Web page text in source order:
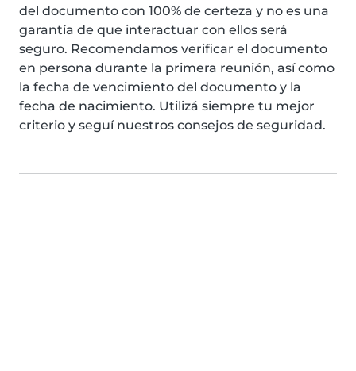
del documento con 100% de certeza y no es una
garantía de que interactuar con ellos será
seguro. Recomendamos verificar el documento
en persona durante la primera reunión, así como
la fecha de vencimiento del documento y la
fecha de nacimiento. Utilizá siempre tu mejor
criterio y seguí nuestros consejos de seguridad.